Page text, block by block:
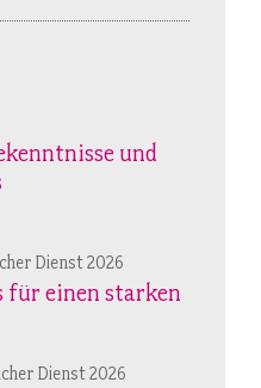
und
Dienst 2026
für einen starken
Dienst 2026